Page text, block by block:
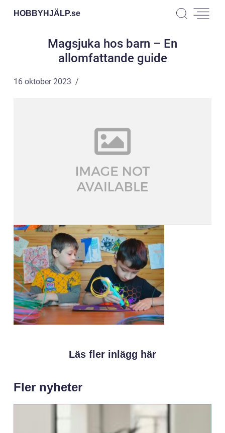
HOBBYHJÄLP.se
Magsjuka hos barn – En
allomfattande guide
16 oktober 2023
Läs fler inlägg här
Fler nyheter